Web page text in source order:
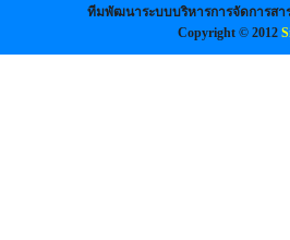
ทีมพัฒนาระบบบริหารการจัดการส
Copyright © 2012